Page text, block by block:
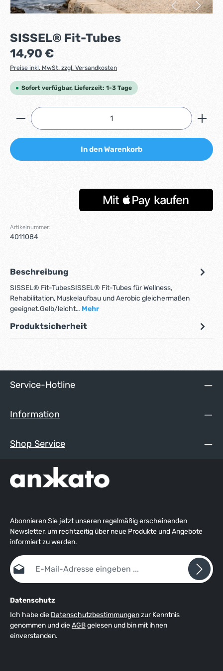
SISSEL® Fit-Tubes
Regulärer Preis:
14,90 €
Preise inkl. MwSt. zzgl. Versandkosten
Sofort verfügbar, Lieferzeit: 1-3 Tage
Produkt Anzahl: Gib den gewünschten Wert ein
In den Warenkorb
Artikelnummer:
4011084
Beschreibung
SISSEL® Fit-TubesSISSEL® Fit-Tubes für Wellness,
Rehabilitation, Muskelaufbau und Aerobic gleichermaßen
geeignet.Gelb/leicht… Mehr
Produktsicherheit
Service-Hotline
Information
Shop Service
Abonnieren Sie jetzt unseren regelmäßig erscheinenden
Newsletter, um rechtzeitig über neue Produkte und Angebote
informiert zu werden.
E-Mail-Adresse*
Datenschutz
Ich habe die Datenschutzbestimmungenzur Kenntnis
genommen und dieAGBgelesen und bin mit ihnen
einverstanden.